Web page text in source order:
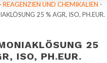
- REAGENZIEN UND CHEMIKALIEN -
25 % AGR, ISO, PH.EUR.
25
ISO, PH.EUR.